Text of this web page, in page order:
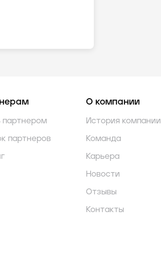
партнером
партнеров
О компании
История компании
Команда
Карьера
Новости
Отзывы
Контакты